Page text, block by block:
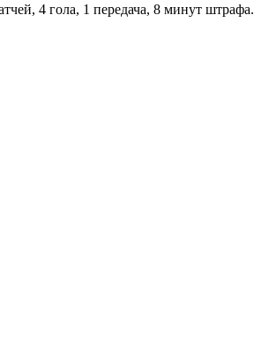
4 гола, 1 передача, 8 минут штрафа.